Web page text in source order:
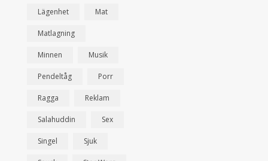
Lägenhet Mat
Matlagning
Minnen Musik
Pendeltåg Porr
Ragga Reklam
Salahuddin Sex
Singel Sjuk